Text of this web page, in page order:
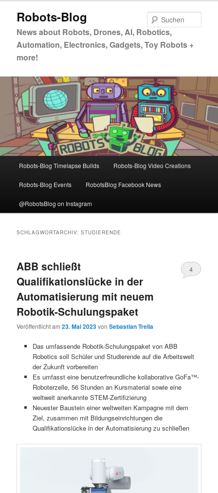
primären
springen
sekundären
springen
Robots-Blog
News about Robots, Drones, AI, Robotics,
Automation, Electronics, Gadgets, Toy Robots +
more!
Robots-Blog Timelapse Builds Robots-Blog Video Creations
Robots-Blog Events RobotsBlog Facebook News
@RobotsBlog on Instagram
SCHLAGWORTARCHIV:STUDIERENDE
ABB schließt
Qualifikationslücke in der
Automatisierung mit neuem
Robotik-Schulungspaket
Veröffentlicht am23. Mai 2023vonSebastian Trella
4
Das umfassende Robotik-Schulungspaket von ABB
Robotics soll Schüler und Studierende auf die Arbeitswelt
der Zukunft vorbereiten
Es umfasst eine benutzerfreundliche kollaborative GoFa™-
Roboterzelle, 56 Stunden an Kursmaterial sowie eine
weltweit anerkannte STEM-Zertifizierung
Neuester Baustein einer weltweiten Kampagne mit dem
Ziel, zusammen mit Bildungseinrichtungen die
Qualifikationslücke in der Automatisierung zu schließen